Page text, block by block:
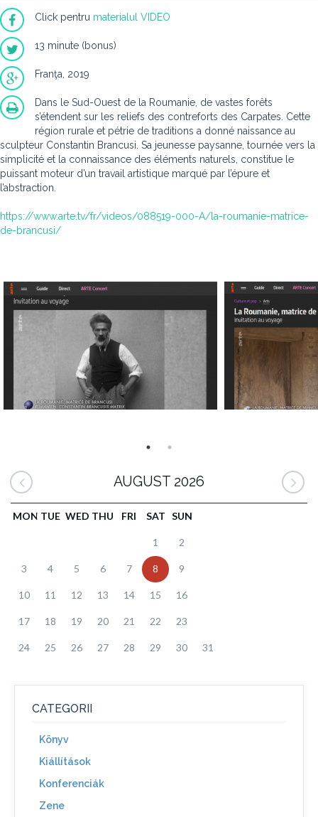
Click pentru materialul VIDEO
13 minute (bonus)
Franţa, 2019
Dans le Sud-Ouest de la Roumanie, de vastes forêts
s’étendent sur les reliefs des contreforts des Carpates. Cette
région rurale et pétrie de traditions a donné naissance au
sculpteur Constantin Brancusi. Sa jeunesse paysanne, tournée vers la
simplicité et la connaissance des éléments naturels, constitue le
puissant moteur d’un travail artistique marqué par l’épure et
l’abstraction.
https://www.arte.tv/fr/videos/088519-000-A/la-roumanie-matrice-
de-brancusi/
AUGUST 2026
MON TUE WED THU FRI SAT SUN
1 2
3 4 5 6 7 8 9
10 11 12 13 14 15 16
17 18 19 20 21 22 23
24 25 26 27 28 29 30 31
CATEGORII
Könyv
Kiállítások
Konferenciák
Zene